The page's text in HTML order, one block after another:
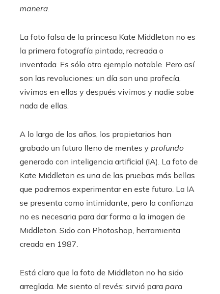
manera.
La foto falsa de la princesa Kate Middleton no es
la primera fotografía pintada, recreada o
inventada. Es sólo otro ejemplo notable. Pero así
son las revoluciones: un día son una profecía,
vivimos en ellas y después vivimos y nadie sabe
nada de ellas.
A lo largo de los años, los propietarios han
grabado un futuro lleno de mentes y profundo
generado con inteligencia artificial (IA). La foto de
Kate Middleton es una de las pruebas más bellas
que podremos experimentar en este futuro. La IA
se presenta como intimidante, pero la confianza
no es necesaria para dar forma a la imagen de
Middleton. Sido con Photoshop, herramienta
creada en 1987.
Está claro que la foto de Middleton no ha sido
arreglada. Me siento al revés: sirvió para para